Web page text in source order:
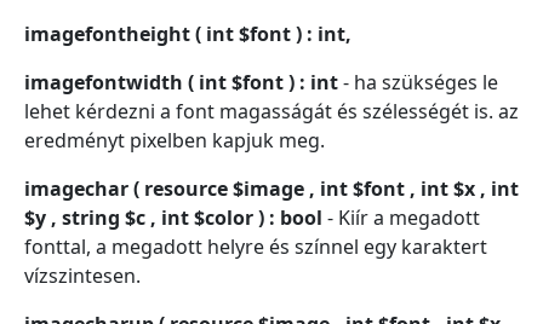
imagefontheight ( int $font ) : int,
imagefontwidth ( int $font ) : int- ha szükséges le
lehet kérdezni a font magasságát és szélességét is. az
eredményt pixelben kapjuk meg.
imagechar ( resource $image , int $font , int $x , int
$y , string $c , int $color ) : bool - Kiír a megadott
fonttal, a megadott helyre és színnel egy karaktert
vízszintesen.